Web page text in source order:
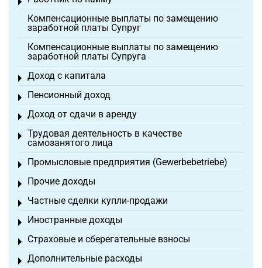
Toggle menu
Компенсационные выплаты по замещению
заработной платы Супруг
Компенсационные выплаты по замещению
заработной платы Супруга
Доход с капитала
Toggle menu
Пенсионный доход
Toggle menu
Доход от сдачи в аренду
Toggle menu
Трудовая деятельность в качестве
самозанятого лица
Toggle menu
Промысловые предприятия (Gewerbebetriebe)
Toggle menu
Прочие доходы
Toggle menu
Частные сделки купли-продажи
Toggle menu
Иностранные доходы
Toggle menu
Страховые и сберегательные взносы
Toggle menu
Дополнительные расходы
Toggle menu